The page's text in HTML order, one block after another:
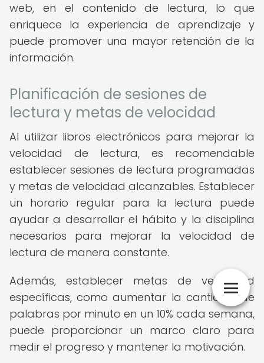
web, en el contenido de lectura, lo que
enriquece la experiencia de aprendizaje y
puede promover una mayor retención de la
información.
Planificación de sesiones de
lectura y metas de velocidad
Al utilizar libros electrónicos para mejorar la
velocidad de lectura, es recomendable
establecer sesiones de lectura programadas
y metas de velocidad alcanzables. Establecer
un horario regular para la lectura puede
ayudar a desarrollar el hábito y la disciplina
necesarios para mejorar la velocidad de
lectura de manera constante.
Además, establecer metas de velocidad
específicas, como aumentar la cantidad de
palabras por minuto en un 10% cada semana,
puede proporcionar un marco claro para
medir el progreso y mantener la motivación.